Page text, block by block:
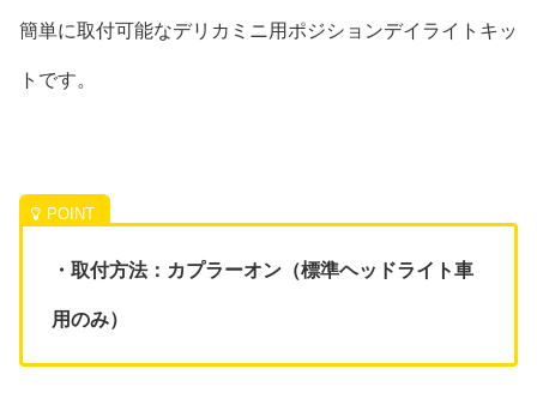
簡単に取付可能なデリカミニ用ポジションデイライトキッ
トです。
・取付方法：カプラーオン（標準ヘッドライト車
用のみ）